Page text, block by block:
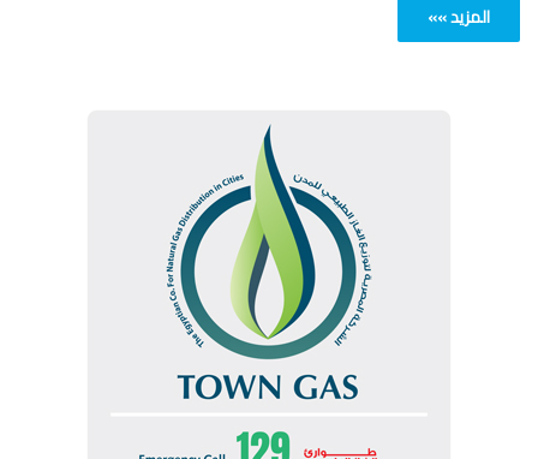
المزيد »»